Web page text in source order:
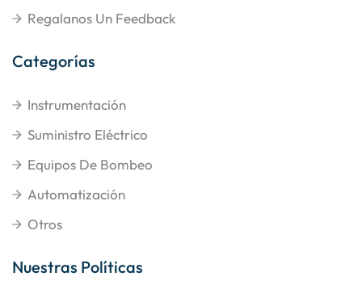
Regalanos Un Feedback
Categorías
Instrumentación
Suministro Eléctrico
Equipos De Bombeo
Automatización
Otros
Nuestras Políticas